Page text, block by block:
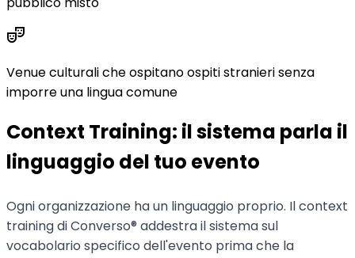
theater_comedy
Venue culturali che ospitano ospiti stranieri senza
imporre una lingua comune
Context Training: il sistema parla il
linguaggio del tuo evento
Ogni organizzazione ha un linguaggio proprio. Il context
training di Converso® addestra il sistema sul
vocabolario specifico dell'evento prima che la